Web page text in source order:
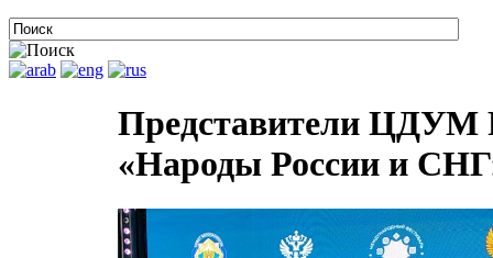
Представители ЦДУМ
«Народы России и